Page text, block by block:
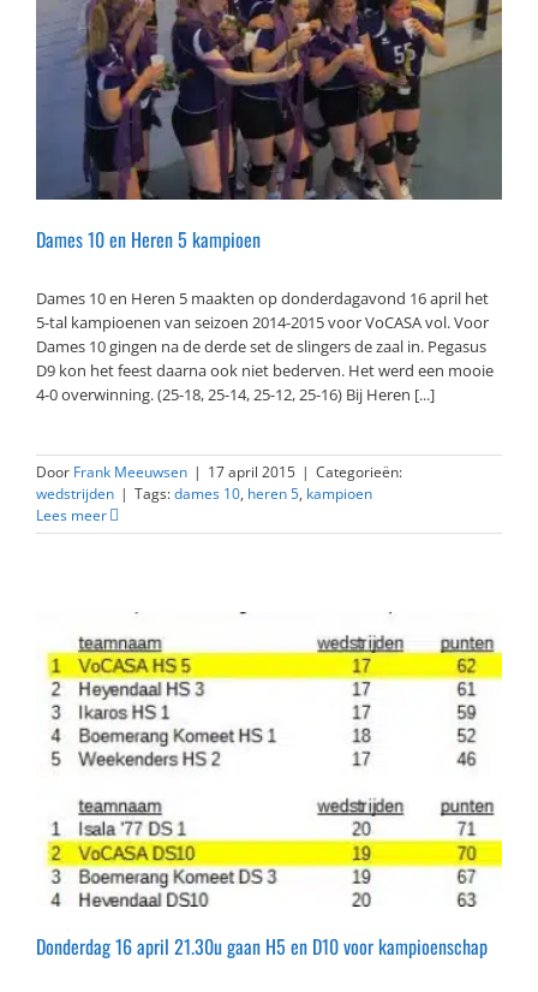
Dames 10 en Heren 5 kampioen
Dames 10 en Heren 5 maakten op donderdagavond 16 april het
5-tal kampioenen van seizoen 2014-2015 voor VoCASA vol. Voor
Dames 10 gingen na de derde set de slingers de zaal in. Pegasus
D9 kon het feest daarna ook niet bederven. Het werd een mooie
4-0 overwinning. (25-18, 25-14, 25-12, 25-16) Bij Heren [...]
Door Frank Meeuwsen | 17 april 2015 | Categorieën:
wedstrijden | Tags:dames 10, heren 5, kampioen
Lees meer
Donderdag 16 april 21.30u gaan H5 en D10 voor kampioenschap